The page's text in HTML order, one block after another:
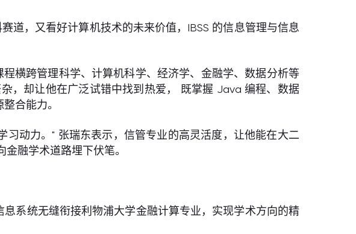
道，又看好计算机技术的未来价值，IBSS 的信息管理与信息
横跨管理科学、计算机科学、经济学、金融学、数据分析等
，却让他在广泛试错中找到热爱， 既掌握 Java 编程、数据
合能力。
动力。" 张瑞东表示，信管专业的高灵活度，让他能在大二
融学术道路埋下伏笔。
系统无缝衔接利物浦大学金融计算专业，实现学术方向的精